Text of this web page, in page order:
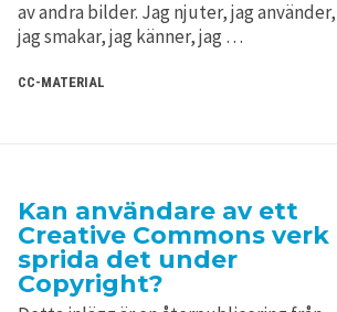
av andra bilder. Jag njuter, jag använder,
jag smakar, jag känner, jag …
CC-MATERIAL
Kan användare av ett
Creative Commons verk
sprida det under
Copyright?